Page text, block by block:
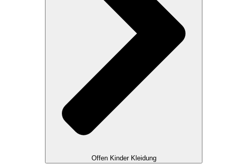
Offen Kinder Kleidung